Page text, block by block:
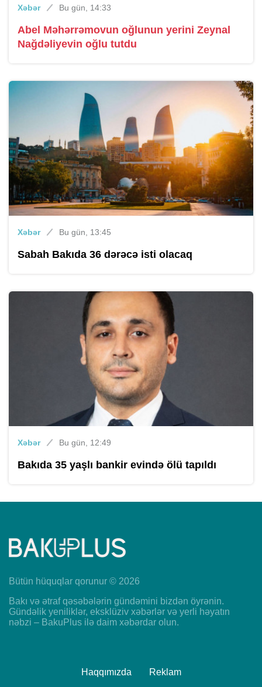
Xəbər Bu gün, 14:33
Abel Məhərrəmovun oğlunun yerini Zeynal
Nağdəliyevin oğlu tutdu
Xəbər Bu gün, 13:45
Sabah Bakıda 36 dərəcə isti olacaq
Xəbər Bu gün, 12:49
Bakıda 35 yaşlı bankir evində ölü tapıldı
Bütün hüquqlar qorunur © 2026
Bakı və ətraf qəsəbələrin gündəmini bizdən öyrənin.
Gündəlik yeniliklər, eksklüziv xəbərlər və yerli həyatın
nəbzi – BakuPlus ilə daim xəbərdar olun.
Haqqımızda Reklam